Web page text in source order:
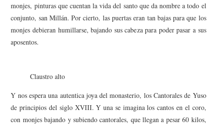
monjes, pinturas que cuentan la vida del santo que da nombre a todo el
conjunto, san Millán. Por cierto, las puertas eran tan bajas para que los
monjes debieran humillarse, bajando sus cabeza para poder pasar a sus
aposentos.
Claustro alto
Y nos espera una autentica joya del monasterio, los Cantorales de Yuso
de principios del siglo XVIII. Y una se imagina los cantos en el coro,
con monjes bajando y subiendo cantorales, que llegan a pesar 60 kilos,